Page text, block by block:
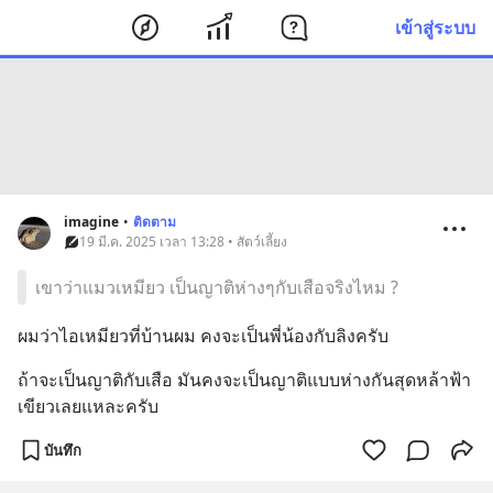
เข้าสู่ระบบ
imagine • ติดตาม
19 มี.ค. 2025 เวลา 13:28 • สัตว์เลี้ยง
เขาว่าแมวเหมียว เป็นญาติห่างๆกับเสือจริงไหม ?
ผมว่าไอเหมียวที่บ้านผม คงจะเป็นพี่น้องกับลิงครับ
ถ้าจะเป็นญาติกับเสือ มันคงจะเป็นญาติแบบห่างกันสุดหล้าฟ้า
เขียวเลยแหละครับ
บันทึก